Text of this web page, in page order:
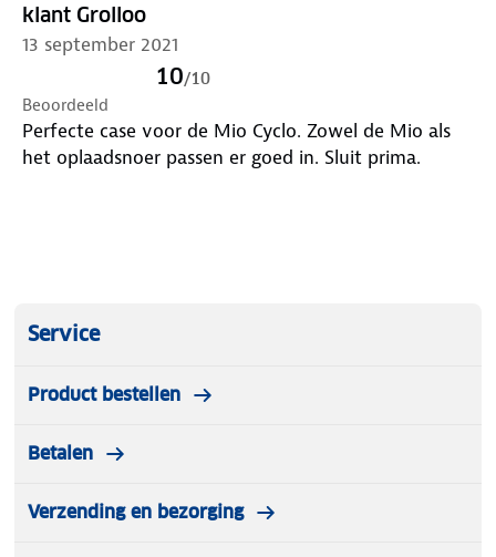
klant Grolloo
13 september 2021
10/10
Beoordeeld
Perfecte case voor de Mio Cyclo. Zowel de Mio als
het oplaadsnoer passen er goed in. Sluit prima.
Service
Product bestellen
Betalen
Verzending en bezorging